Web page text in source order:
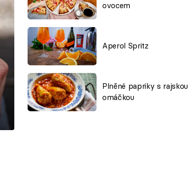
ovocem
Aperol Spritz
Plněné papriky s rajskou
omáčkou